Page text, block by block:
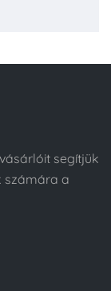
segítjük
számára a